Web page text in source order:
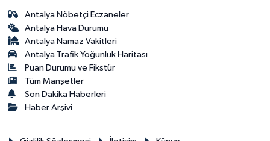
Antalya Nöbetçi Eczaneler
Antalya Hava Durumu
Antalya Namaz Vakitleri
Antalya Trafik Yoğunluk Haritası
Puan Durumu ve Fikstür
Tüm Manşetler
Son Dakika Haberleri
Haber Arşivi